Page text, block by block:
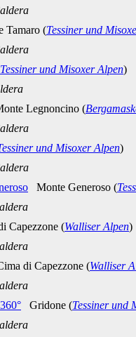
Tamaro (Tessiner und
Tessiner und Misoxer Alpen)
Legnoncino (
und Misoxer Alpen)
Monte Generoso (
Capezzone (Walliser Alpen)
di Capezzone (Walliser
Gridone (Tessiner und